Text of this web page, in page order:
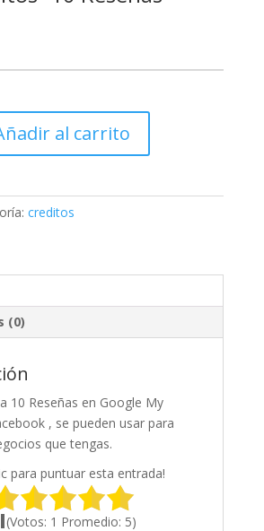
al carrito
creditos
(0)
10 Reseñas en Google My
, se pueden usar para
que tengas.
para puntuar esta entrada!
(Votos: 1 Promedio: 5)